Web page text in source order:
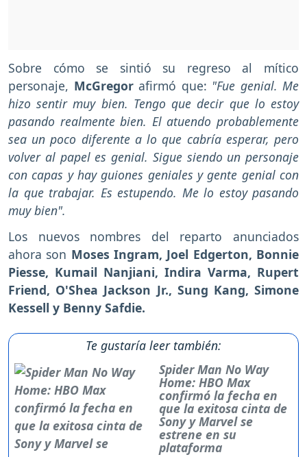
Sobre cómo se sintió su regreso al mítico
personaje, McGregorafirmó que: "Fue genial. Me
hizo sentir muy bien. Tengo que decir que lo estoy
pasando realmente bien. El atuendo probablemente
sea un poco diferente a lo que cabría esperar, pero
volver al papel es genial. Sigue siendo un personaje
con capas y hay guiones geniales y gente genial con
la que trabajar. Es estupendo. Me lo estoy pasando
muy bien".
Los nuevos nombres del reparto anunciados
ahora son Moses Ingram, Joel Edgerton, Bonnie
Piesse, Kumail Nanjiani, Indira Varma, Rupert
Friend, O'Shea Jackson Jr., Sung Kang, Simone
Kessell y Benny Safdie.
Te gustaría leer también:
Spider Man No Way
Home: HBO Max
confirmó la fecha en
que la exitosa cinta de
Sony y Marvel se
estrene en su
plataforma